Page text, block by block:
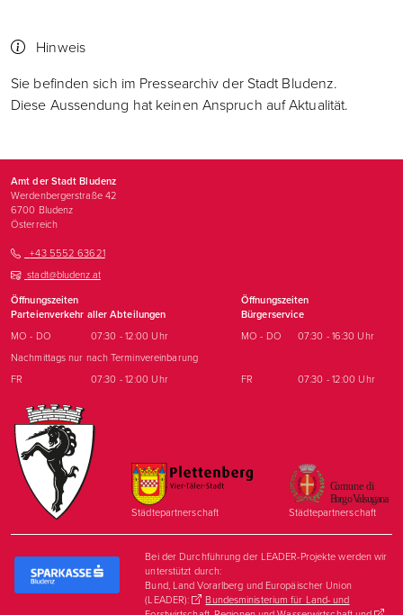
Hinweis
Sie befinden sich im Pressearchiv der Stadt Bludenz.
Diese Aussendung hat keinen Anspruch auf Aktualität.
Amt der Stadt Bludenz
Werdenbergerstraße 42
6700 Bludenz
Österreich
+43 5552 63621
stadt@bludenz.at
Öffnungszeiten
Parteienverkehr aller Abteilungen
Öffnungszeiten
Bürgerservice
MO - DO
07:30 - 12:00 Uhr MO - DO
07:30 - 16:30 Uhr
Nachmittags nur nach Terminvereinbarung
FR
07:30 - 12:00 Uhr FR 07:30 - 12:00 Uhr
Städtepartnerschaft Städtepartnerschaft
Bei der Durchführung der LEADER-Projekte werden wir
unterstützt durch:
Bund, Land Vorarlberg und Europäischer Union
(LEADER):
Bundesministerium für Land- und